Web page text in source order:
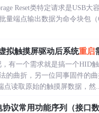
Reset类特定请求是USB
量端点输出数据为命令块包
拟触摸屏驱动后系统重启
，有一个需求就是搞一个HID
的曲折，另一位同事固件的
点读取原始的触摸屏数据，然
议常用功能序列（接口